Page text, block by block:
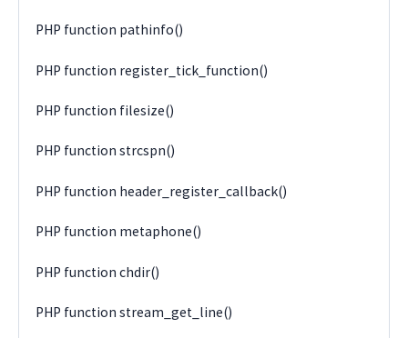
PHP function pathinfo()
PHP function register_tick_function()
PHP function filesize()
PHP function strcspn()
PHP function header_register_callback()
PHP function metaphone()
PHP function chdir()
PHP function stream_get_line()